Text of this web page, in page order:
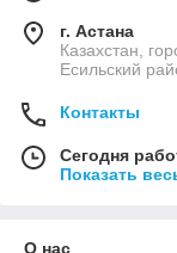
г. Астана
Казахстан,
Есильский
Контакты
Сегодня
Показать
О нас